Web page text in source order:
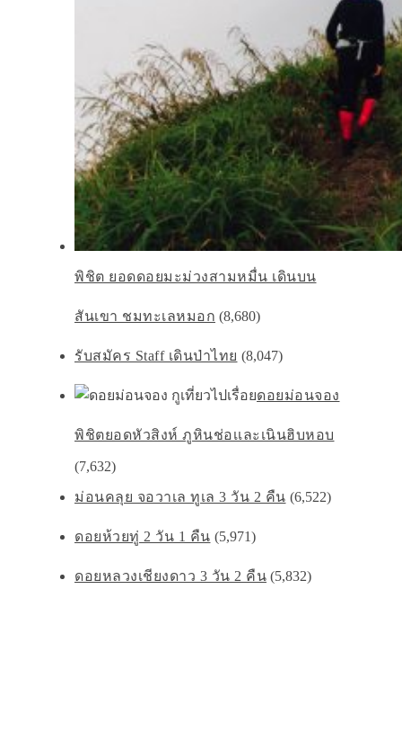
พิชิต ยอดดอยมะม่วงสามหมื่น เดินบน
สันเขา ชมทะเลหมอก (8,680)
รับสมัคร Staff เดินป่าไทย (8,047)
ดอยม่อนจอง
พิชิตยอดหัวสิงห์ ภูหินช่อเเละเนินฮิบหอบ
(7,632)
ม่อนคลุย จอวาเล ทูเล 3 วัน 2 คืน (6,522)
ดอยห้วยทู่ 2 วัน 1 คืน (5,971)
ดอยหลวงเชียงดาว 3 วัน 2 คืน (5,832)